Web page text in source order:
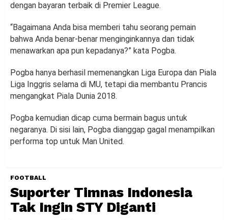
dengan bayaran terbaik di Premier League.
“Bagaimana Anda bisa memberi tahu seorang pemain
bahwa Anda benar-benar menginginkannya dan tidak
menawarkan apa pun kepadanya?” kata Pogba.
Pogba hanya berhasil memenangkan Liga Europa dan Piala
Liga Inggris selama di MU, tetapi dia membantu Prancis
mengangkat Piala Dunia 2018.
Pogba kemudian dicap cuma bermain bagus untuk
negaranya. Di sisi lain, Pogba dianggap gagal menampilkan
performa top untuk Man United.
FOOTBALL
Suporter Timnas Indonesia
Tak Ingin STY Diganti